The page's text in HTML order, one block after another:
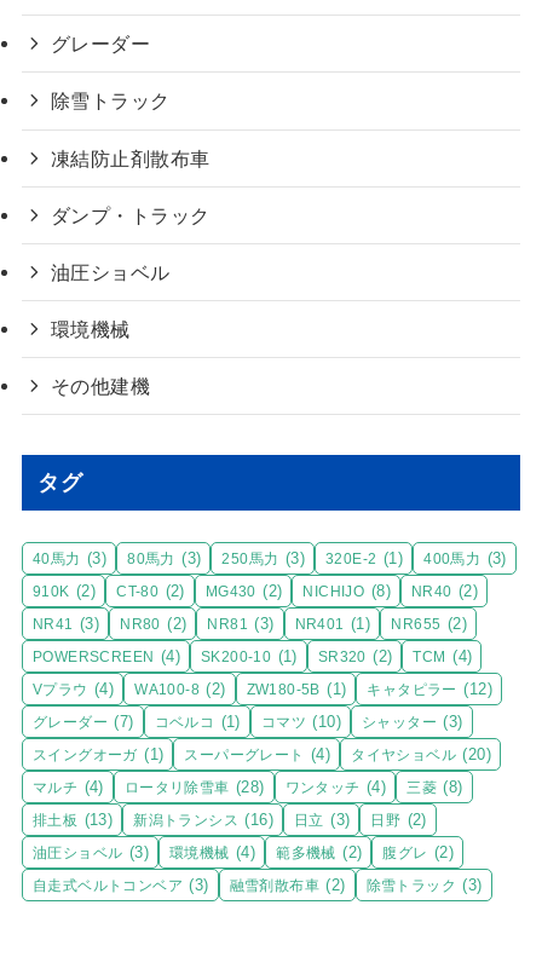
グレーダー
除雪トラック
凍結防止剤散布車
ダンプ・トラック
油圧ショベル
環境機械
その他建機
タグ
40馬力 (3) 80馬力 (3) 250馬力 (3) 320E-2 (1) 400馬力 (3)
910K (2) CT-80 (2) MG430 (2) NICHIJO (8) NR40 (2)
NR41 (3) NR80 (2) NR81 (3) NR401 (1) NR655 (2)
POWERSCREEN (4) SK200-10 (1) SR320 (2) TCM (4)
Vプラウ (4) WA100-8 (2) ZW180-5B (1) キャタピラー (12)
グレーダー (7) コベルコ (1) コマツ (10) シャッター (3)
スイングオーガ (1) スーパーグレート (4) タイヤショベル (20)
マルチ (4) ロータリ除雪車 (28) ワンタッチ (4) 三菱 (8)
排土板 (13) 新潟トランシス (16) 日立 (3) 日野 (2)
油圧ショベル (3) 環境機械 (4) 範多機械 (2) 腹グレ (2)
自走式ベルトコンベア (3) 融雪剤散布車 (2) 除雪トラック (3)